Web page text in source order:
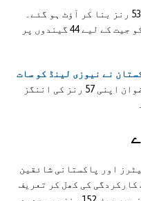
یہ تو نہ ہو سکا کیونکہ بابر اعظم 53 رنز بنا کر آؤٹ ہو گئے۔
تاہم اس کے بعد میچ پاکستانی ٹیم کو جیت کے لیے 44 گیندوں پر
نے نیوزی لینڈ کو سات
۔ سے شکست دے دی۔ اور محمد رضوان اپنی 57 رنز کی اننگز
اور پاکستانی شائقین
کارکردگی کی کھل کر تعریف